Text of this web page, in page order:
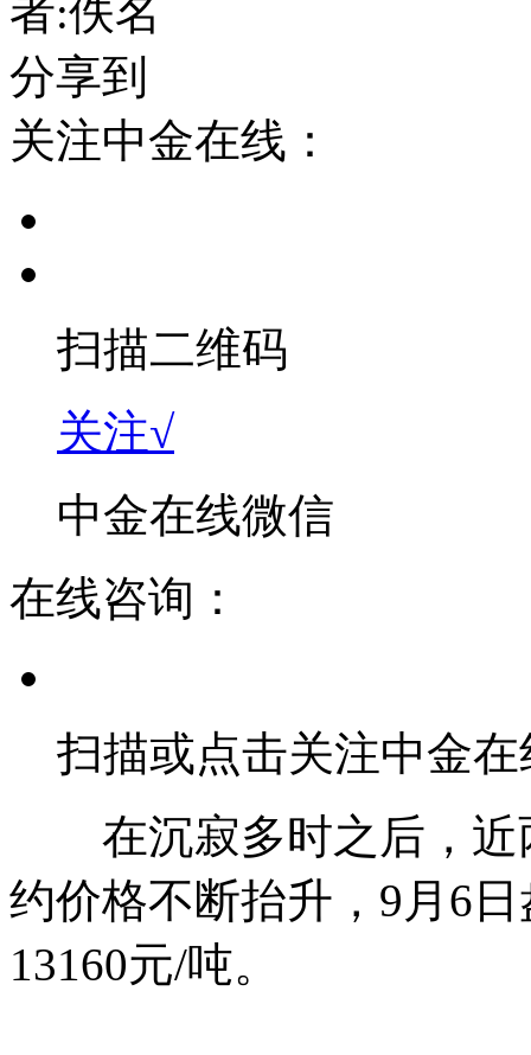
者:佚名
分享到
关注中金在线：
扫描二维码
关注√
中金在线微信
在线咨询：
扫描或点击关注中金
在沉寂多时之后，近
约价格不断抬升，9月6
13160元/吨。